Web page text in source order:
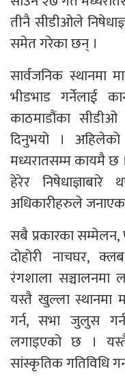
तीनै सीडीओले
समेत गरेका छन् ।
सार्वजनिक स्थानमा
भीडभाड गर्नेलाई
काठमाडौंका सीडीओ
दिनुभयो ।
मध्यरातसम्म कायमै छ
हेरेर
अधिकारीहरुले
सबै प्रकारका सम्मेलन,
दोहोरी नाचघर,
रंगशाला
यस्तै खुल्ला स्थानमा
गर्न, सभा जुलुस
लगाइएको छ ।
सांस्कृतिक गतिविधि